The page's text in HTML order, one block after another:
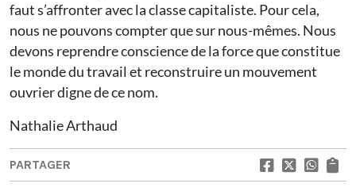
faut s’affronter avec la classe capitaliste. Pour cela,
nous ne pouvons compter que sur nous-mêmes. Nous
devons reprendre conscience de la force que constitue
le monde du travail et reconstruire un mouvement
ouvrier digne de ce nom.
Nathalie Arthaud
PARTAGER